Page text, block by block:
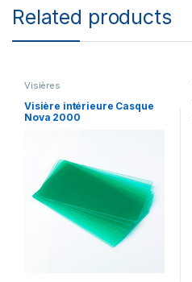
Related products
Visières
Visière intérieure Casque
Nova 2000